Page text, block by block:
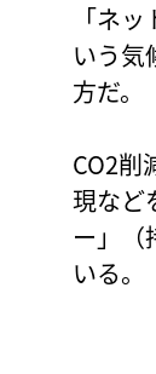
「ネ
いう気
方だ。
CO2削
現など
ー」（
いる。